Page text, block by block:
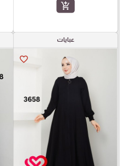
add_shopping_cart
عبايات
favorite_border